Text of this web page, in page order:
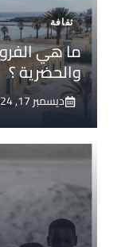
ثقافة
ما هي
والحضرية ؟
ديسمبر 17, 2024